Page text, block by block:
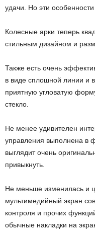
удачи. Но эти
Колесные арки теперь
стильным дизайном и
Также есть очень
в виде сплошной линии и
приятную угловатую
стекло.
Не менее удивителен
управления выполнена в
выглядит очень
привыкнуть.
Не меньше изменилась и
мультимедийный экран
контроля и прочих
обычные накладки на